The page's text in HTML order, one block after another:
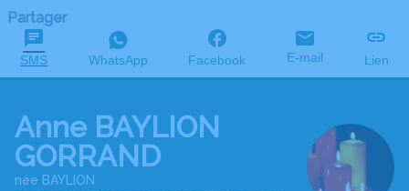
Partager
SMS WhatsApp Facebook E-mail Lien
Anne BAYLION
GORRAND
née BAYLION